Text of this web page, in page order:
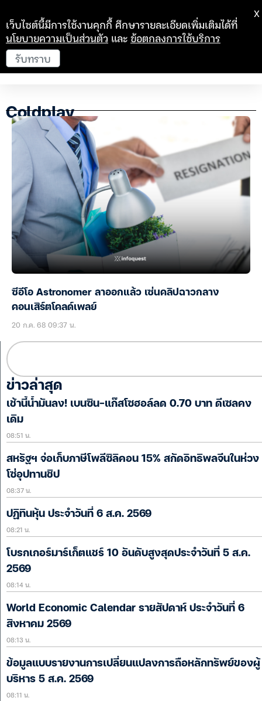
Coldplay
ซีอีโอ Astronomer ลาออกแล้ว เซ่นคลิปฉาวกลาง
คอนเสิร์ตโคลด์เพลย์
20 ก.ค. 68 09:37 น.
ข่าวล่าสุด
เช้านี้น้ำมันลง! เบนซิน-แก๊สโซฮอล์ลด 0.70 บาท ดีเซลคง
เดิม
08:51 น.
สหรัฐฯ จ่อเก็บภาษีโพลีซิลิคอน 15% สกัดอิทธิพลจีนในห่วง
โซ่อุปทานชิป
08:37 น.
ปฏิทินหุ้น ประจำวันที่ 6 ส.ค. 2569
08:21 น.
โบรกเกอร์มาร์เก็ตแชร์ 10 อันดับสูงสุดประจำวันที่ 5 ส.ค.
2569
08:14 น.
World Economic Calendar รายสัปดาห์ ประจำวันที่ 6
สิงหาคม 2569
08:13 น.
ข้อมูลแบบรายงานการเปลี่ยนแปลงการถือหลักทรัพย์ของผู้
บริหาร 5 ส.ค. 2569
08:11 น.
เว็บไซต์นี้มีการใช้งานคุกกี้ ศึกษารายละเอียดเพิ่มเติมได้ที่
นโยบายความเป็นส่วนตัว และข้อตกลงการใช้บริการ
รับทราบ
X